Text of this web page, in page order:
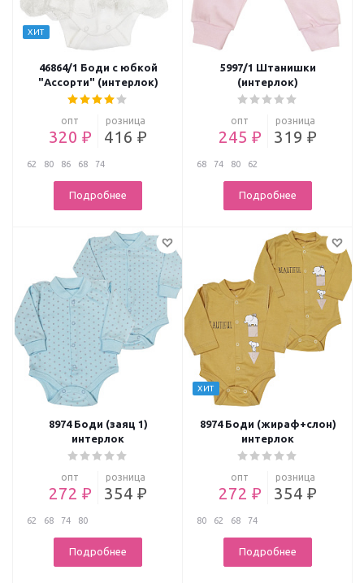
ХИТ
46864/1 Боди с юбкой
"Ассорти" (интерлок)
опт
320 ₽
розница
416 ₽
62 80 86 68 74
Подробнее
5997/1 Штанишки
(интерлок)
опт
245 ₽
розница
319 ₽
68 74 80 62
Подробнее
8974 Боди (заяц 1)
интерлок
опт
272 ₽
розница
354 ₽
62 68 74 80
Подробнее
ХИТ
8974 Боди (жираф+слон)
интерлок
опт
272 ₽
розница
354 ₽
80 62 68 74
Подробнее